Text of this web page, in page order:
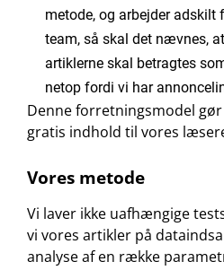
metode, og arbejder adskilt
team, så skal det nævnes,
artiklerne skal betragtes
netop fordi vi har
Denne forretningsmodel
gratis indhold til vores
Vores metode
Vi laver ikke uafhængige
vi vores artikler på
analyse af en række